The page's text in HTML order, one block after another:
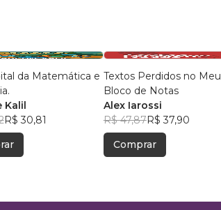
da Matemática e
Kalil
R$ 30,81
Textos Perdidos no Meu
Bloco de Notas
Alex Iarossi
R$ 47,87R$ 37,90
Comprar